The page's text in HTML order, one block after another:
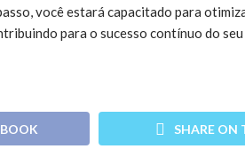
você estará capacitado para
para o sucesso contínuo do
SHARE ON